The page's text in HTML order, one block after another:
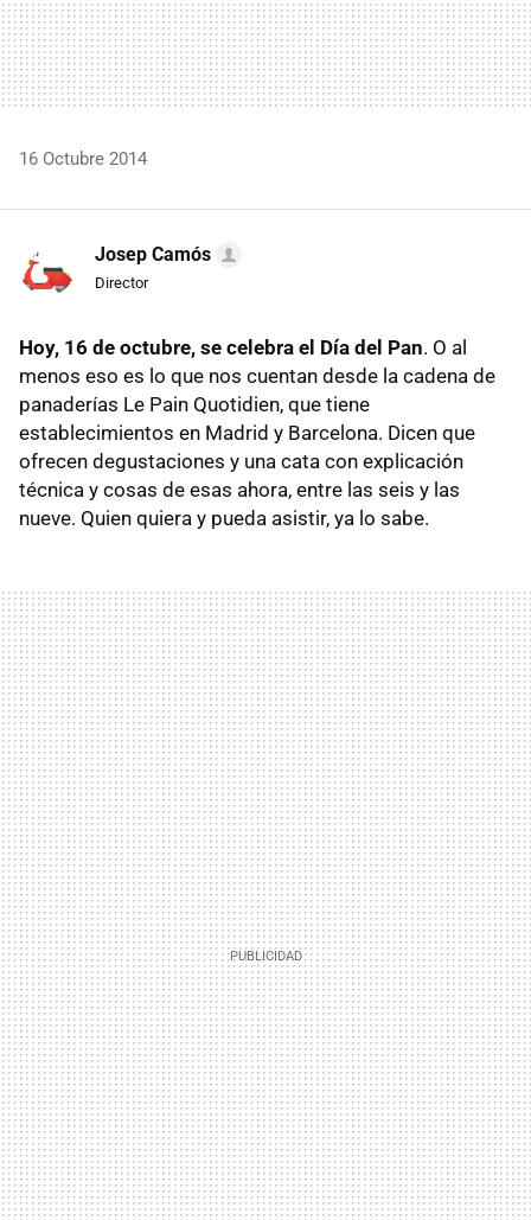
16 Octubre 2014
Josep Camós
Director
Hoy, 16 de octubre, se celebra el Día del Pan. O al
menos eso es lo que nos cuentan desde la cadena de
panaderías Le Pain Quotidien, que tiene
establecimientos en Madrid y Barcelona. Dicen que
ofrecen degustaciones y una cata con explicación
técnica y cosas de esas ahora, entre las seis y las
nueve. Quien quiera y pueda asistir, ya lo sabe.